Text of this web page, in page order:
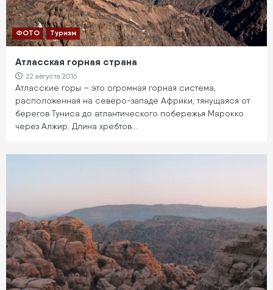
ФОТО Туризм
Атласская горная страна
22 августа 2016
Атласские горы – это огромная горная система,
расположенная на северо-западе Африки, тянущаяся от
берегов Туниса до атлантического побережья Марокко
через Алжир. Длина хребтов…